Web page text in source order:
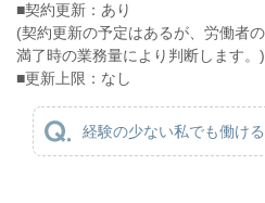
■契約更新：あり
(契約更新の予定はあるが、労働者
満了時の業務量により判断します。)
■更新上限：なし
経験の少ない私でも働け